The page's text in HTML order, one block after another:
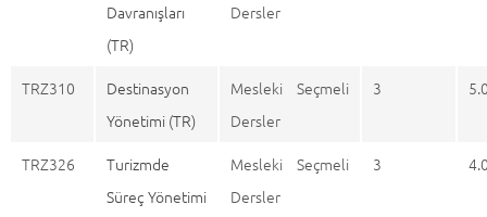
Davranışları
(TR)
Dersler
TRZ310
Destinasyon
Yönetimi (TR)
Mesleki Seçmeli
Dersler
3
TRZ326
Turizmde
Süreç Yönetimi
Mesleki Seçmeli
Dersler
3